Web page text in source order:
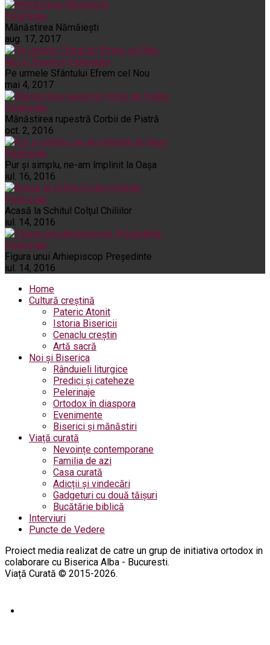
Pelerinaje
Mănăstirea Nămăiești
aug. 17, 2017
Noi și Biserica Pelerinaje
Pe urmele Sfântului Efrem cel Nou
mai 4, 2017
Pelerinaje
Mănăstirea rupestră Corbii de Piatră
oct. 2, 2016
Pelerinaje
Pur şi simplu, ne-am împlinit la Oaşa
iul. 16, 2016
Pelerinaje
Acasă la Schitul Colţul Chiliilor
iul. 14, 2016
Pelerinaje
Figura unui Arhiepiscop Preşedinte
iul. 14, 2016
Home
Cultură creștină
Pateric Atonit
Istoria Bisericii
Cenaclu creștin
Artă sacră
Noi și Biserica
Rânduieli liturgice
Predici și cateheze
Pelerinaje
Ortodox în diaspora
Evenimente
Biserici și mănăstiri
Viață curată
Nevoințe contemporane
Familia de azi
Casa curată
Adicții și vindecări
Gadgeturi cu două tăișuri
Bucătărie biblică
Interviuri
Puncte de Vedere
Proiect media realizat de catre un grup de initiativa ortodox in
colaborare cu Biserica Alba - Bucuresti.
Viață Curată © 2015-2026.